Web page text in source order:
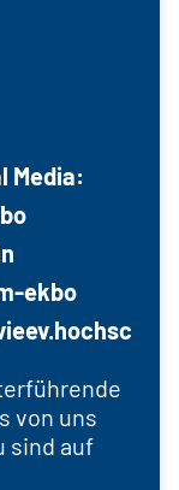
Media:
ekbo
von uns
sind auf